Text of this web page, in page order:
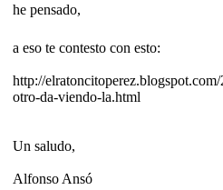
he pensado,
a eso te contesto con esto:
http://
otro-da-viendo-la.html
Un saludo,
Alfonso Ansó